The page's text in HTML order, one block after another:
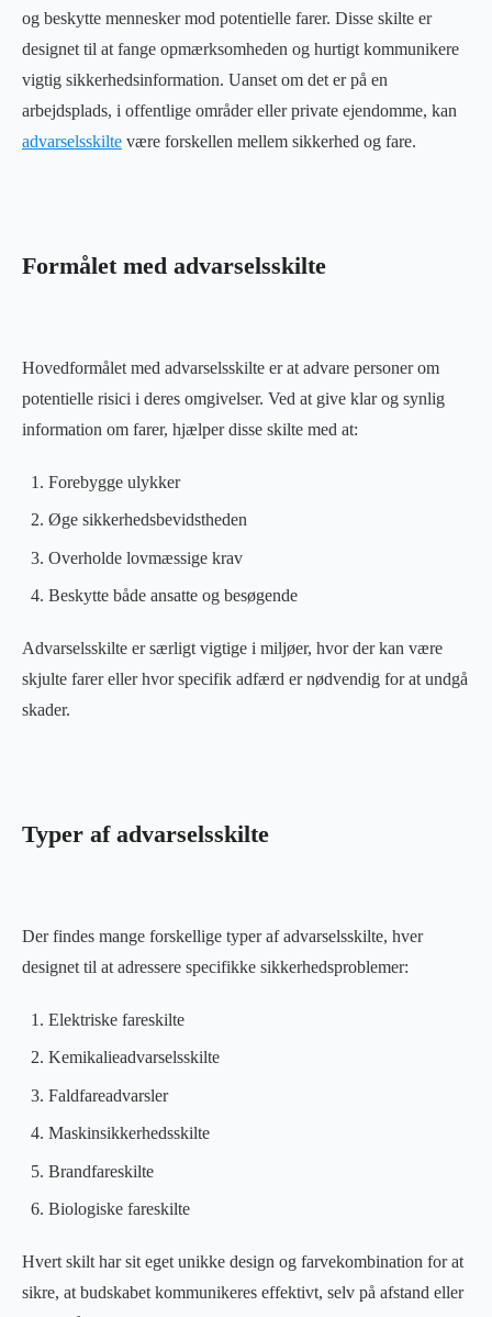
og beskytte mennesker mod potentielle farer. Disse skilte er
designet til at fange opmærksomheden og hurtigt kommunikere
vigtig sikkerhedsinformation. Uanset om det er på en
arbejdsplads, i offentlige områder eller private ejendomme, kan
advarselsskilte være forskellen mellem sikkerhed og fare.
Formålet med advarselsskilte
Hovedformålet med advarselsskilte er at advare personer om
potentielle risici i deres omgivelser. Ved at give klar og synlig
information om farer, hjælper disse skilte med at:
Forebygge ulykker
Øge sikkerhedsbevidstheden
Overholde lovmæssige krav
Beskytte både ansatte og besøgende
Advarselsskilte er særligt vigtige i miljøer, hvor der kan være
skjulte farer eller hvor specifik adfærd er nødvendig for at undgå
skader.
Typer af advarselsskilte
Der findes mange forskellige typer af advarselsskilte, hver
designet til at adressere specifikke sikkerhedsproblemer:
Elektriske fareskilte
Kemikalieadvarselsskilte
Faldfareadvarsler
Maskinsikkerhedsskilte
Brandfareskilte
Biologiske fareskilte
Hvert skilt har sit eget unikke design og farvekombination for at
sikre, at budskabet kommunikeres effektivt, selv på afstand eller